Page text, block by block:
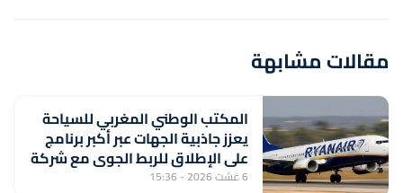
مقالات مشابهة
المكتب الوطني المغربي للسياحة
يعزز جاذبية الجهات عبر أكبر برنامج
على الإطلاق للربط الجوي مع شركة
"رايان إير"
6 غشت 2026 - 15:36